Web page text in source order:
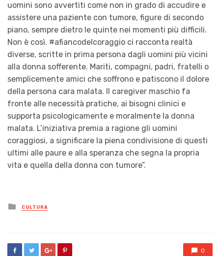
uomini sono avvertiti come non in grado di accudire e
assistere una paziente con tumore, figure di secondo
piano, sempre dietro le quinte nei momenti più difficili.
Non è così. #afiancodelcoraggio ci racconta realtà
diverse, scritte in prima persona dagli uomini più vicini
alla donna sofferente. Mariti, compagni, padri, fratelli o
semplicemente amici che soffrono e patiscono il dolore
della persona cara malata. Il caregiver maschio fa
fronte alle necessità pratiche, ai bisogni clinici e
supporta psicologicamente e moralmente la donna
malata. L’iniziativa premia a ragione gli uomini
coraggiosi, a significare la piena condivisione di questi
ultimi alle paure e alla speranza che segna la propria
vita e quella della donna con tumore”.
Posted
in
CULTURA
0